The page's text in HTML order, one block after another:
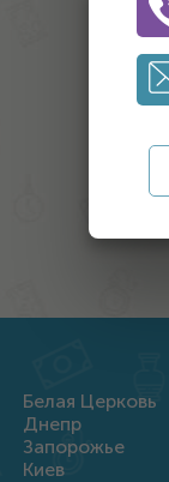
Белая Церковь
Днепр
Запорожье
Киев